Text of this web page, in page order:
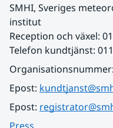
SMHI, Sveriges
institut
Reception och växel:
Telefon kundtjänst:
Epost:
Epost: